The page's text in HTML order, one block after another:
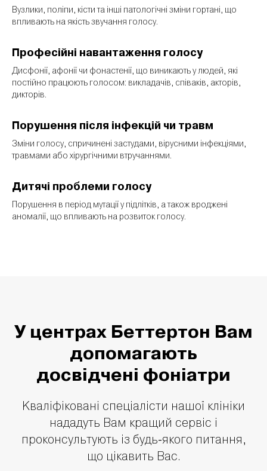
Вузлики, поліпи, кісти та інші патологічні зміни гортані, що
впливають на якість звучання голосу.
Професійні навантаження голосу
Дисфонії, афонії чи фонастенії, що виникають у людей, які
постійно працюють голосом: викладачів, співаків, акторів,
дикторів.
Порушення після інфекцій чи травм
Зміни голосу, спричинені застудами, вірусними інфекціями,
травмами або хірургічними втручаннями.
Дитячі проблеми голосу
Порушення в період мутації у підлітків, а також вроджені
аномалії, що впливають на розвиток голосу.
У центрах Беттертон Вам
допомагають
досвідчені фоніатри
Кваліфіковані спеціалісти нашої клініки
нададуть Вам кращий сервіс і
проконсультують із будь-якого питання,
що цікавить Вас.